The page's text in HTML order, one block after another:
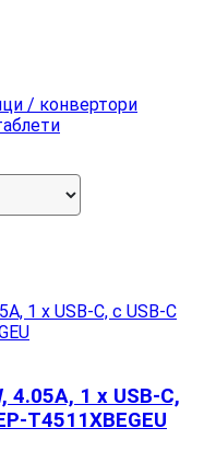
/ конвертори
4.05A, 1 x USB-C,
T4511XBEGEU